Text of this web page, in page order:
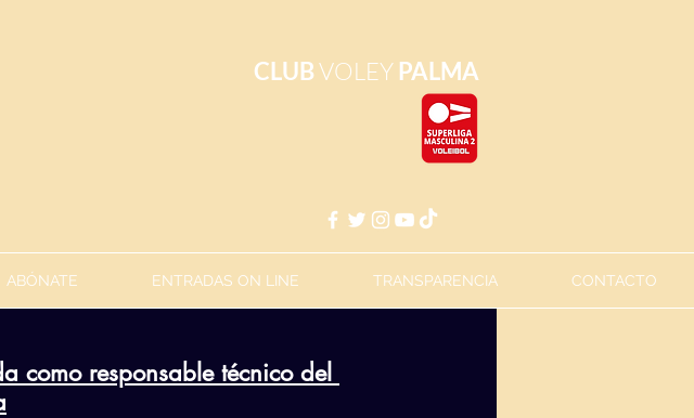
CLUBVOLEY PALMA
ABÓNATE ENTRADAS ON LINE TRANSPARENCIA CONTACTO
como responsable técnico del